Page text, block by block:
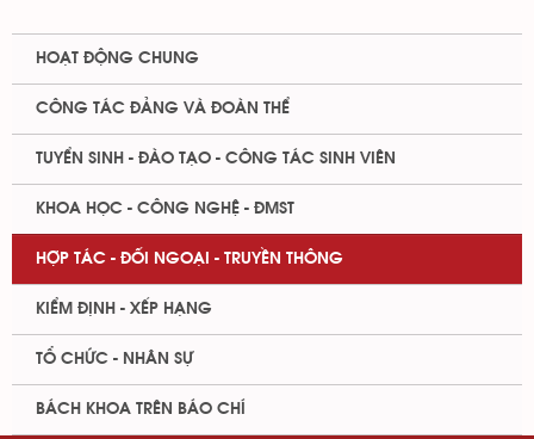
HOẠT ĐỘNG CHUNG
CÔNG TÁC ĐẢNG VÀ ĐOÀN THỂ
TUYỂN SINH - ĐÀO TẠO - CÔNG TÁC SINH VIÊN
KHOA HỌC - CÔNG NGHỆ - ĐMST
HỢP TÁC - ĐỐI NGOẠI - TRUYỀN THÔNG
KIỂM ĐỊNH - XẾP HẠNG
TỔ CHỨC - NHÂN SỰ
BÁCH KHOA TRÊN BÁO CHÍ